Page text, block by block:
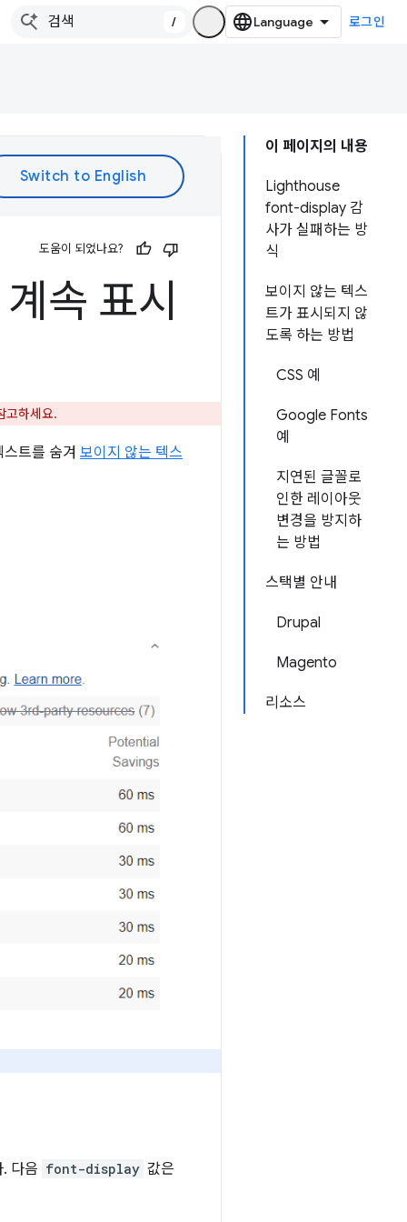
/ 로그인
이 페이지의 내용
Lighthouse
font-display 감
사가 실패하는 방
식
보이지 않는 텍스
트가 표시되지 않
도록 하는 방법
CSS 예
Google Fonts
예
지연된 글꼴로
인한 레이아웃
변경을 방지하
는 방법
스택별 안내
Drupal
Magento
리소스
도움이 되었나요?
속 표시
고하세요.
트를 숨겨 보이지 않는 텍스
다음 font-display 값은